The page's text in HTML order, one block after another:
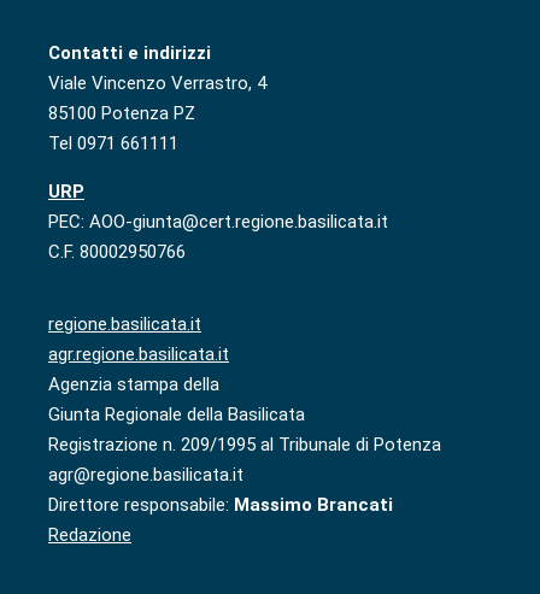
Contatti e indirizzi
Viale Vincenzo Verrastro, 4
85100 Potenza PZ
Tel 0971 661111
URP
PEC: AOO-giunta@cert.regione.basilicata.it
C.F. 80002950766
regione.basilicata.it
agr.regione.basilicata.it
Agenzia stampa della
Giunta Regionale della Basilicata
Registrazione n. 209/1995 al Tribunale di Potenza
agr@regione.basilicata.it
Direttore responsabile: Massimo Brancati
Redazione